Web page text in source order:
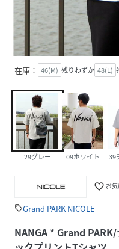
在庫： 46(M) 残りわずか 48(L)
29グレー 09ホワイト 39
favorite_border お
sellGrand PARK NICOLE
NANGA * Grand